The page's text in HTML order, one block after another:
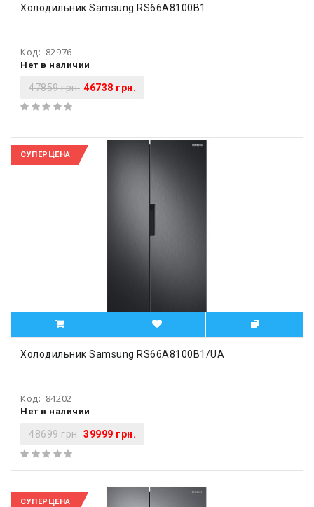
Холодильник Samsung RS66A8100B1
Код: 82976
Нет в наличии
47859 грн. 46738 грн.
СУПЕРЦЕНА
Холодильник Samsung RS66A8100B1/UA
Код: 84202
Нет в наличии
48699 грн. 39999 грн.
СУПЕРЦЕНА